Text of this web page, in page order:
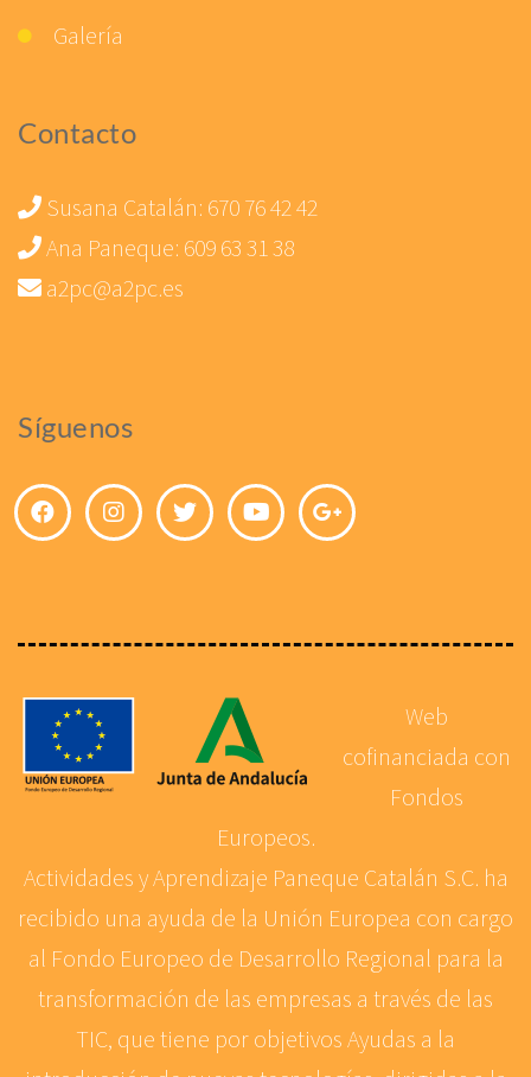
Galería
Contacto
Susana Catalán: 670 76 42 42
Ana Paneque: 609 63 31 38
a2pc@a2pc.es
Síguenos
Web
cofinanciada con
Fondos
Europeos.
Actividades y Aprendizaje Paneque Catalán S.C. ha
recibido una ayuda de la Unión Europea con cargo
al Fondo Europeo de Desarrollo Regional para la
transformación de las empresas a través de las
TIC, que tiene por objetivos Ayudas a la